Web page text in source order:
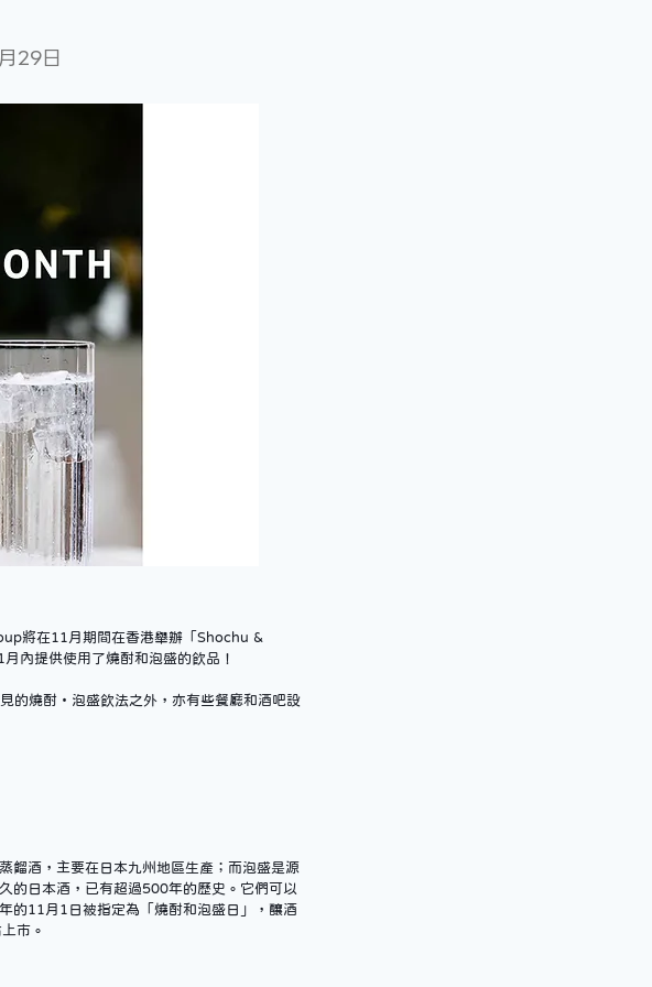
29日
將在11月期間在香港舉辦「Shochu &
內提供使用了燒酎和泡盛的飲品！
的燒酎・泡盛飲法之外，亦有些餐廳和酒吧設
餾酒，主要在日本九州地區生產；而泡盛是源
的日本酒，已有超過500年的歷史。它們可以
的11月1日被指定為「燒酎和泡盛日」，釀酒
市。